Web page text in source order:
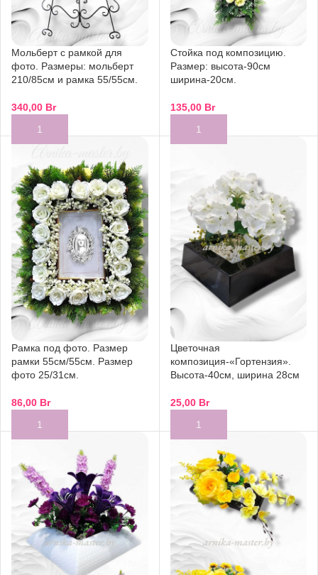
Мольберт с рамкой для
фото. Размеры: мольберт
210/85см и рамка 55/55см.
340,00 Br
Стойка под композицию.
Размер: высота-90см
ширина-20см.
135,00 Br
Рамка под фото. Размер
рамки 55см/55см. Размер
фото 25/31см.
86,00 Br
Цветочная
композиция-«Гортензия».
Высота-40см, ширина 28см
25,00 Br